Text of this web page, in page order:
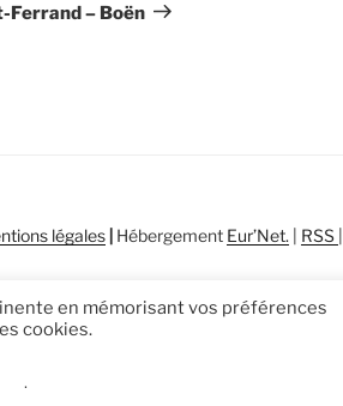
– Boën
légales | Hébergement Eur’Net. RSS
en mémorisant vos préférences
cookies.
.